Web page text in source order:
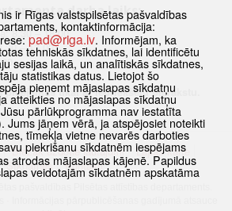
darba laiks:
8.30 – 18.00
– 17.00
pieejamas tikai ar iepriekšēju pierakstu.
Biežāk uzdotie jautājumi
Lapas karte
Sīkdatnes
Kontakti
pašvaldības Pilsētas attīstības departaments.
ir Rīgas valstspilsētas pašvaldības
kontaktinformācija:
pad@riga.lv. Informējam, ka
tehniskās sīkdatnes, lai identificētu
sesijas laikā, un analītiskās sīkdatnes,
statistikas datus. Lietojot šo
pieņemt mājaslapas sīkdatņu
atteikties no mājaslapas sīkdatņu
pārlūkprogramma nav iestatīta
Jums jāņem vērā, ja atspējosiet noteikti
tīmekļa vietne nevarēs darboties
piekrišanu sīkdatnēm iespējams
atrodas mājaslapas kājenē. Papildus
veidotajām sīkdatnēm apskatāma